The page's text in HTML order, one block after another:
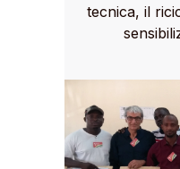
tecnica, il